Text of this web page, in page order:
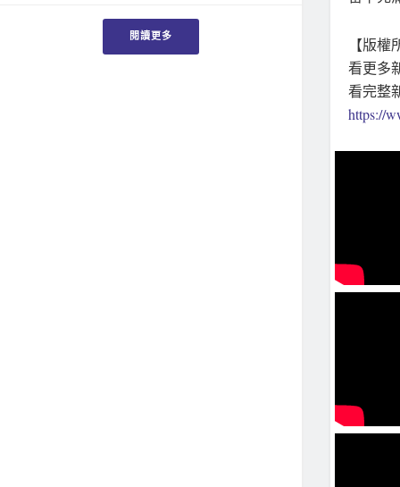
閱讀更多
【版
看更多
看完整
https://